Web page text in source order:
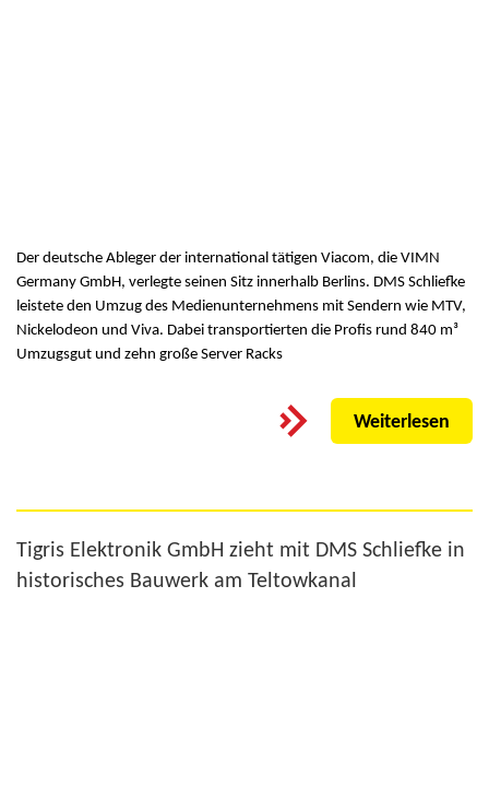
Der deutsche Ableger der international tätigen Viacom, die VIMN
Germany GmbH, verlegte seinen Sitz innerhalb Berlins. DMS Schliefke
leistete den Umzug des Medienunternehmens mit Sendern wie MTV,
Nickelodeon und Viva. Dabei transportierten die Profis rund 840 m³
Umzugsgut und zehn große Server Racks
Weiterlesen
Tigris Elektronik GmbH zieht mit DMS Schliefke in
historisches Bauwerk am Teltowkanal